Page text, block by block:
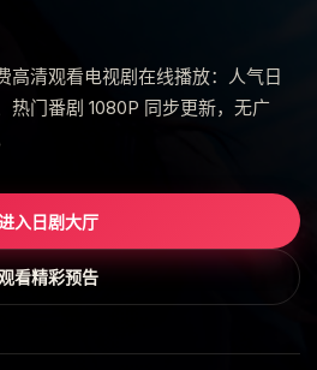
高清观看电视剧在线播放：人气日
热门番剧 1080P 同步更新，无广
入日剧大厅
看精彩预告